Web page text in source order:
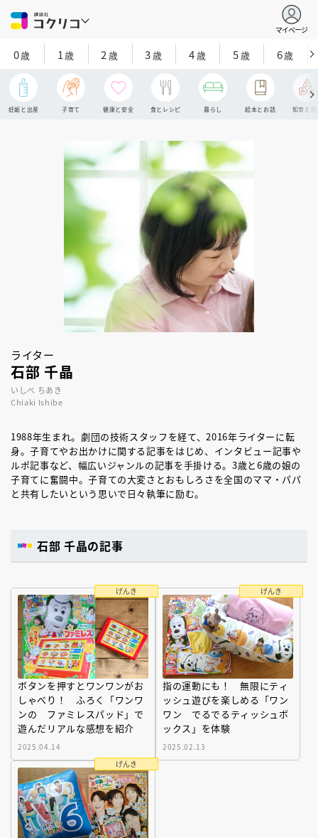
マイページ
0歳 1歳 2 歳 3歳 4歳 5歳 6歳
妊娠と出産 子育て 健康と安全 食とレシピ 暮らし 絵本とお話 知育と探
ライター
石部 千晶
いしべ ちあき
Chiaki Ishibe
1988年生まれ。劇団の技術スタッフを経て、2016年ライターに転
身。子育てやお出かけに関する記事をはじめ、インタビュー記事や
ルポ記事など、幅広いジャンルの記事を手掛ける。3歳と6歳の娘の
子育てに奮闘中。子育ての大変さとおもしろさを全国のママ・パパ
と共有したいという思いで日々執筆に励む。
石部 千晶の記事
げんき
ボタンを押すとワンワンがお
しゃべり！ ふろく「ワンワ
ンの ファミレスパッド」で
遊んだリアルな感想を紹介
2025.04.14
げんき
指の運動にも！ 無限にティ
ッシュ遊びを楽しめる「ワン
ワン でるでるティッシュボ
ックス」を体験
2025.02.13
げんき